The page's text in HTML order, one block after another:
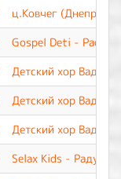
ц.Ковчег (Днепр) -
Gospel Deti - Расту
Детский хор
Детский хор Вадима
Детский хор Вадима
Selax Kids - Радуюсь